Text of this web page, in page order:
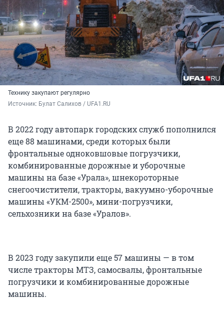
Технику закупают регулярно
Источник: Булат Салихов / UFA1.RU
В 2022 году автопарк городских служб пополнился
еще 88 машинами, среди которых были
фронтальные одноковшовые погрузчики,
комбинированные дорожные и уборочные
машины на базе «Урала», шнекороторные
снегоочистители, тракторы, вакуумно-уборочные
машины «УКМ-2500», мини-погрузчики,
сельхозники на базе «Уралов».
В 2023 году закупили еще 57 машины — в том
числе тракторы МТЗ, самосвалы, фронтальные
погрузчики и комбинированные дорожные
машины.